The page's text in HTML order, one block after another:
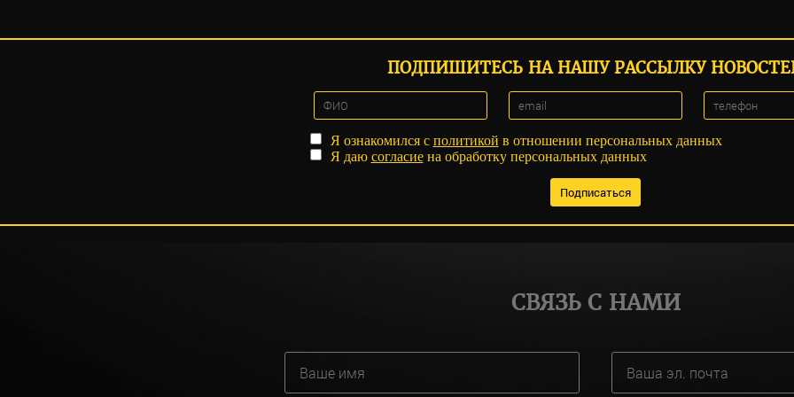
ПОДПИШИТЕСЬ НА НАШУ РАССЫЛКУ
Я ознакомился с политикой в отношении персональных данных
Я даю согласиена обработку персональных данных
СВЯЗЬ С НАМИ